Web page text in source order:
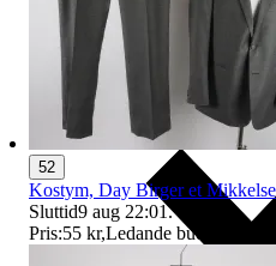
52
Kostym, Day Birger et
Sluttid9 aug 22:01.
Pris:55 kr,Ledande bud